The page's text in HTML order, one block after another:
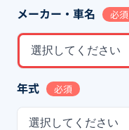
メーカー・車名 必須
選択してください
年式 必須
選択してください